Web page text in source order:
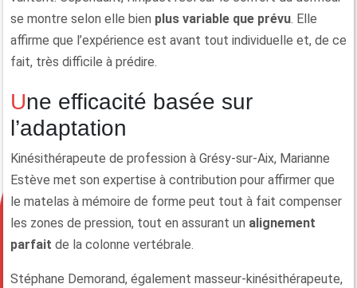
se montre selon elle bien plus variable que prévu. Elle
affirme que l’expérience est avant tout individuelle et, de ce
fait, très difficile à prédire.
Une efficacité basée sur
l’adaptation
Kinésithérapeute de profession à Grésy-sur-Aix, Marianne
Estève met son expertise à contribution pour affirmer que
le matelas à mémoire de forme peut tout à fait compenser
les zones de pression, tout en assurant un alignement
parfait de la colonne vertébrale.
Stéphane Demorand, également masseur-kinésithérapeute,